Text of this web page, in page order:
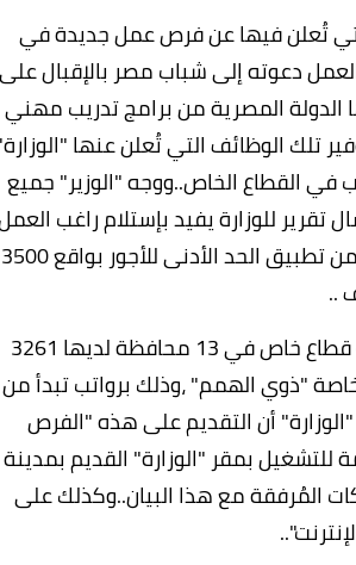
تُعلن فيها عن فرص عمل جديدة في
دعوته إلى شباب مصر بالإقبال
الدولة المصرية من برامج تدريب مهني
الوظائف التي تُعلن عنها
القطاع الخاص..ووجه "الوزير" جميع
تقرير للوزارة يفيد بإستلام راغب
الفرصة المناسبة له،وتحري المصداقية في نشر فرص العمل ،والتأكد من تطبيق الحد الأدنى للأجور بواقع 3500
..
وقالت"الوزارة" في بيان صحفي اليوم أنها تلقت طلبات من 38 شركة قطاع خاص في 13 محافظة لديها 3261
"ذوي الهمم" ،وذلك برواتب تبدأ من
"الوزارة" أن التقديم على هذه "الفرص
الإدارة العامة للتشغيل بمقر "الوزارة" القديم بمدينة
المُرفقة مع هذا البيان..وكذلك على